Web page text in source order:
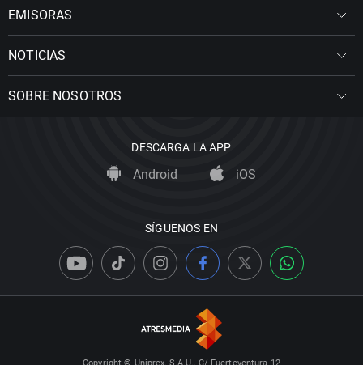
EMISORAS
NOTICIAS
SOBRE NOSOTROS
DESCARGA LA APP
Android iOS
SÍGUENOS EN